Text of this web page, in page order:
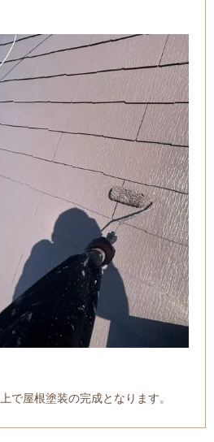
で屋根塗装の完成となります。